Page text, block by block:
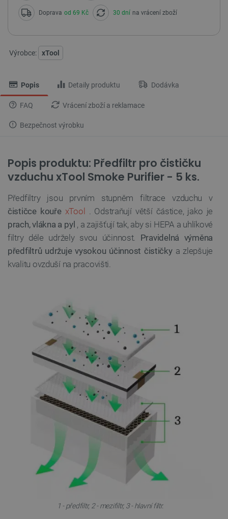
Doprava od 69 Kč 30 dní na vrácení zboží
Výrobce: xTool
Popis Detaily produktu Dodávka
FAQ Vrácení zboží a reklamace
Bezpečnost výrobku
Popis produktu: Předfiltr pro čističku
vzduchu xTool Smoke Purifier - 5 ks.
Předfiltry jsou prvním stupněm filtrace vzduchu v
čističce kouře xTool . Odstraňují větší částice, jako je
prach, vlákna a pyl , a zajišťují tak, aby si HEPA a uhlíkové
filtry déle udržely svou účinnost. Pravidelná výměna
předfiltrů udržuje vysokou účinnost čističkya zlepšuje
kvalitu ovzduší na pracovišti.
1 - předfiltr, 2 - mezifiltr, 3 - hlavní filtr.